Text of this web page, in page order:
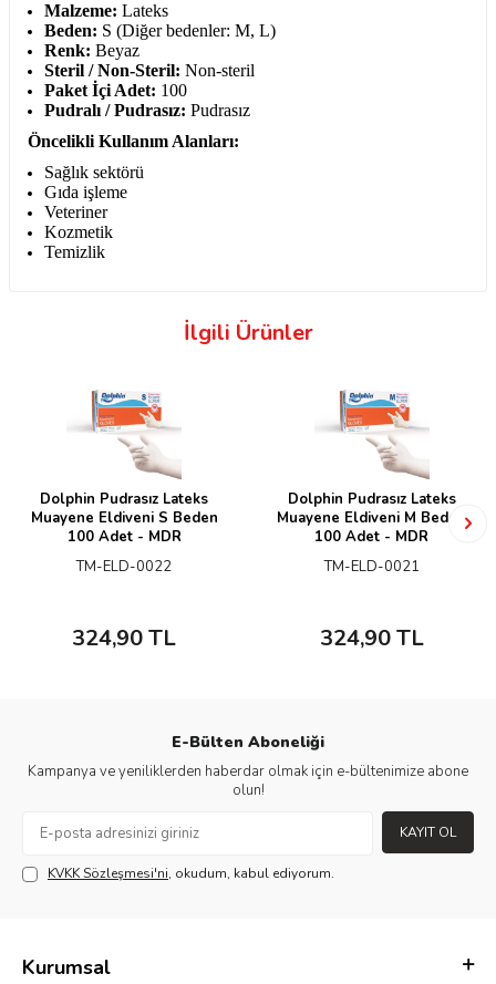
Malzeme: Lateks
Beden: S (Diğer bedenler: M, L)
Renk: Beyaz
Steril / Non-Steril: Non-steril
Paket İçi Adet: 100
Pudralı / Pudrasız: Pudrasız
Öncelikli Kullanım Alanları:
Sağlık sektörü
Gıda işleme
Veteriner
Kozmetik
Temizlik
İlgili Ürünler
Dolphin Pudrasız Lateks
Muayene Eldiveni S Beden
100 Adet - MDR
TM-ELD-0022
324,90TL
Dolphin Pudrasız Lateks
Muayene Eldiveni M Beden
100 Adet - MDR
TM-ELD-0021
324,90TL
E-Bülten Aboneliği
Kampanya ve yeniliklerden haberdar olmak için e-bültenimize abone
olun!
KAYIT OL
KVKK Sözleşmesi'ni, okudum, kabul ediyorum.
Kurumsal